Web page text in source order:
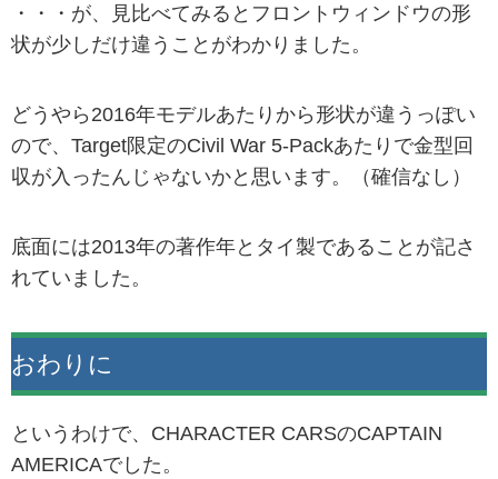
・・・が、見比べてみるとフロントウィンドウの形
状が少しだけ違うことがわかりました。
どうやら2016年モデルあたりから形状が違うっぽい
ので、Target限定のCivil War 5-Packあたりで金型回
収が入ったんじゃないかと思います。（確信なし）
底面には2013年の著作年とタイ製であることが記さ
れていました。
おわりに
というわけで、CHARACTER CARSのCAPTAIN
AMERICAでした。